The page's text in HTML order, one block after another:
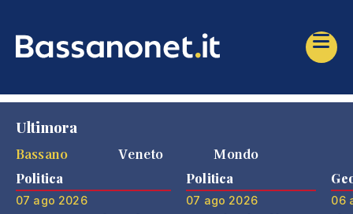
Ultimora
Bassano
Veneto Mondo
Politica
07 ago 2026
Politica
07 ago 2026 06